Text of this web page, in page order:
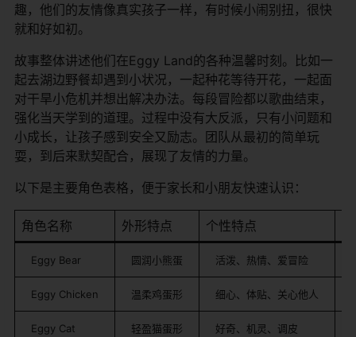
趣，他们的友情像真实孩子一样，有时候小闹别扭，很快
就和好如初。
故事整体讲述他们在Eggy Land的各种温馨时刻。比如一
起去湖边野餐却遇到小状况，一起种花等待开花，一起面
对干旱小危机并想出解决办法。每段冒险都以歌曲结束，
强化当天学到的道理。过程中没有大反派，只有小问题和
小成长，让孩子感到安全又励志。团队从最初的简单玩
耍，到后来默契配合，展现了友情的力量。
以下是主要角色表格，便于家长和小朋友快速认识：
角色名称 外形特点 个性特点
Eggy Bear 圆润小熊蛋 活泼、热情、爱冒险
Eggy Chicken 温柔鸡蛋形 细心、体贴、关心他人
Eggy Cat 轻盈猫蛋形 好奇、机灵、调皮